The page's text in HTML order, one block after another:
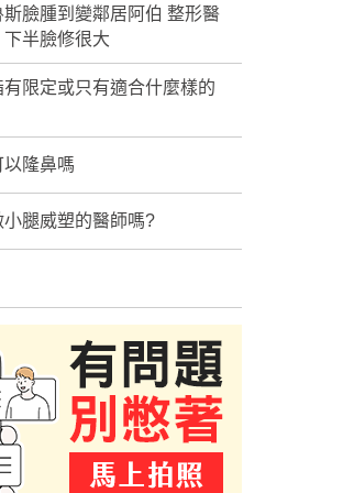
臉腫到變鄰居阿伯 整形醫
下半臉修很大
有限定或只有適合什麼樣的
以隆鼻嗎
小腿威塑的醫師嗎?